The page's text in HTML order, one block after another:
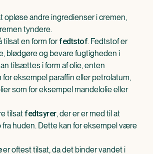
opløse andre ingredienser i cremen,
tyndere.
tilsat en form forfedtstof. Fedtstof er
blødgøre og bevare fugtigheden i
tilsættes i form af olie, enten
eksempel paraffin eller petrolatum,
som for eksempel mandelolie eller
tilsatfedtsyrer, der er er med til at
huden. Dette kan for eksempel være
er oftest tilsat, da det binder vandet i